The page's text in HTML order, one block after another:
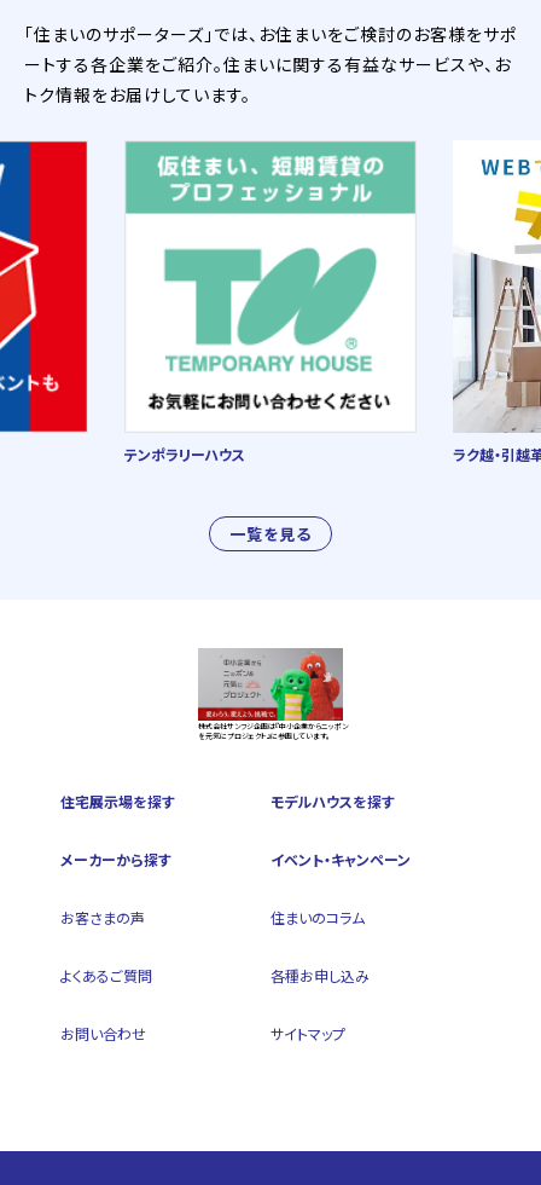
「住まいのサポーターズ」では、お住まいをご検討のお客様をサポ
ートする各企業をご紹介。住まいに関する有益なサービスや、お
トク情報をお届けしています。
一覧を見る
テンポラリーハウス ラク越・引越
株式会社サンフジ企画は『中小企業からニッポン
を元気にプロジェクト』に参画しています。
住宅展示場を探す モデルハウスを探す
メーカーから探す イベント・キャンペーン
お客さまの声 住まいのコラム
よくあるご質問 各種お申し込み
お問い合わせ サイトマップ